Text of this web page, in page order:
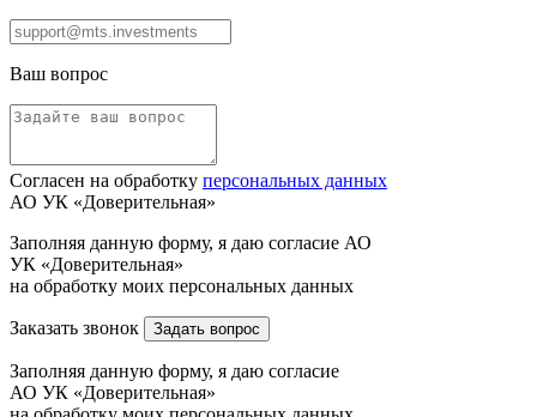
Ваш вопрос
Согласен на обработку персональных данных
АО УК «Доверительная»
Заполняя данную форму, я даю согласие АО
УК «Доверительная»
на обработку моих персональных данных
Заказать звонок Задать вопрос
Заполняя данную форму, я даю согласие
АО УК «Доверительная»